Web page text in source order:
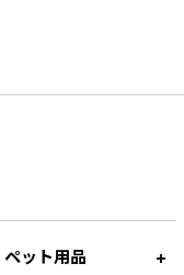
のある暖かな風合いで
ペット用品